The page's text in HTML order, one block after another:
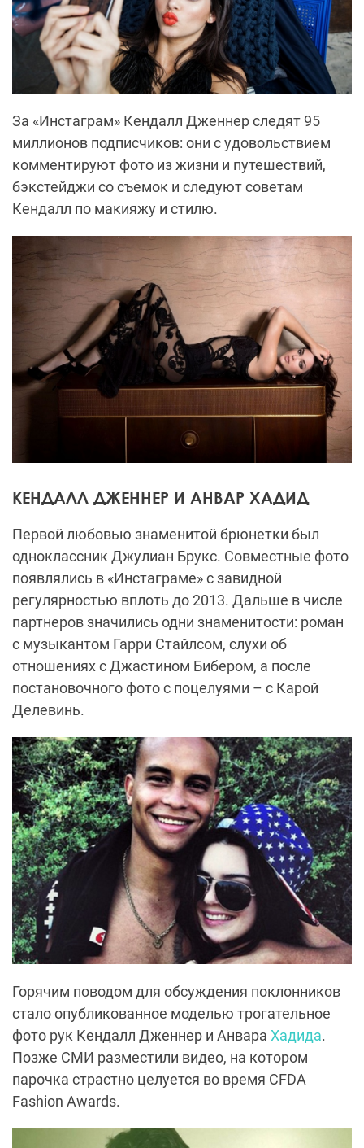
За «Инстаграм» Кендалл Дженнер следят 95
миллионов подписчиков: они с удовольствием
комментируют фото из жизни и путешествий,
бэкстейджи со съемок и следуют советам
Кендалл по макияжу и стилю.
КЕНДАЛЛ ДЖЕННЕР И АНВАР ХАДИД
Первой любовью знаменитой брюнетки был
одноклассник Джулиан Брукс. Совместные фото
появлялись в «Инстаграме» с завидной
регулярностью вплоть до 2013. Дальше в числе
партнеров значились одни знаменитости: роман
с музыкантом Гарри Стайлсом, слухи об
отношениях с Джастином Бибером, а после
постановочного фото с поцелуями – с Карой
Делевинь.
Горячим поводом для обсуждения поклонников
стало опубликованное моделью трогательное
фото рук Кендалл Дженнер и Анвара Хадида.
Позже СМИ разместили видео, на котором
парочка страстно целуется во время CFDA
Fashion Awards.